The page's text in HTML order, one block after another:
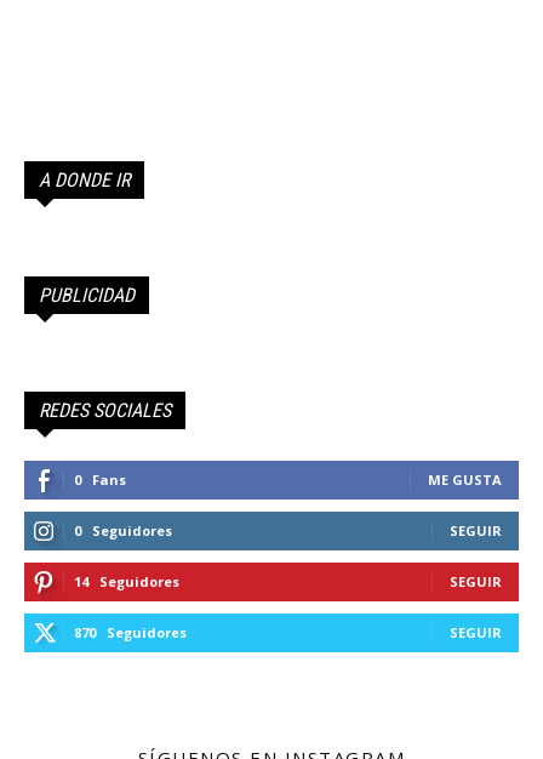
A DONDE IR
PUBLICIDAD
REDES SOCIALES
0 Fans ME GUSTA
0 Seguidores SEGUIR
14 Seguidores SEGUIR
870 Seguidores SEGUIR